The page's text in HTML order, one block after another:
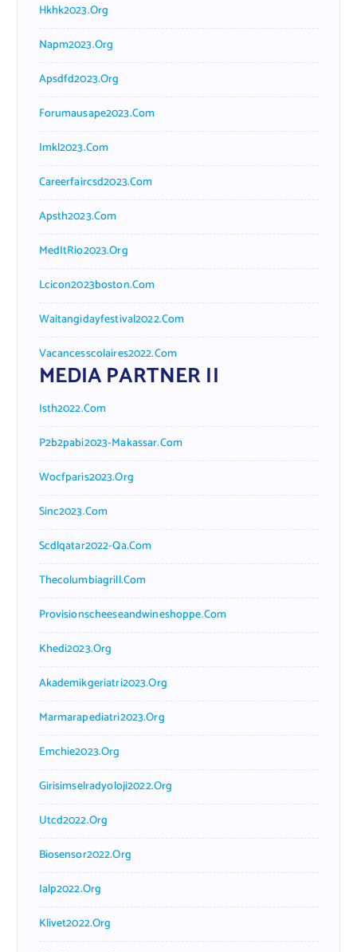
Hkhk2023.org
Napm2023.org
Apsdfd2023.org
Forumausape2023.com
Imkl2023.com
Careerfaircsd2023.com
Apsth2023.com
MedItRio2023.org
Lcicon2023boston.com
Waitangidayfestival2022.com
Vacancesscolaires2022.com
MEDIA PARTNER II
Isth2022.com
P2b2pabi2023-Makassar.com
Wocfparis2023.org
Sinc2023.com
Scdlqatar2022-Qa.com
Thecolumbiagrill.com
Provisionscheeseandwineshoppe.com
Khedi2023.org
Akademikgeriatri2023.org
Marmarapediatri2023.org
Emchie2023.org
Girisimselradyoloji2022.org
Utcd2022.org
Biosensor2022.org
Ialp2022.org
Klivet2022.org